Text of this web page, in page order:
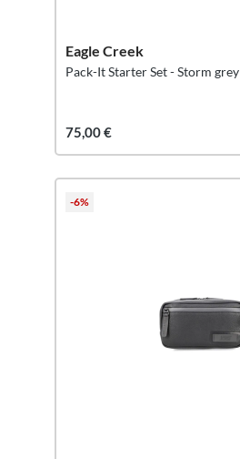
Eagle Creek
Pack-It Starter Set - Storm grey
75,00 €
-6%